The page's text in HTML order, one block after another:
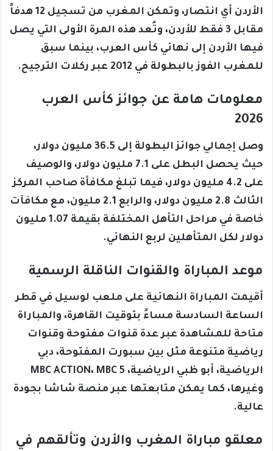
الأردن أي انتصار، وتمكن المغرب من تسجيل 12 هدفاً
مقابل 3 فقط للأردن، وتُعد هذه المرة الأولى التي يصل
فيها الأردن إلى نهائي كأس العرب، بينما سبق
للمغرب الفوز بالبطولة في 2012 عبر ركلات الترجيح.
معلومات هامة عن جوائز كأس العرب
2026
وصل إجمالي جوائز البطولة إلى 36.5 مليون دولار،
حيث يحصل البطل على 7.1 مليون دولار، والوصيف
على 4.2 مليون دولار، فيما تبلغ مكافأة صاحب المركز
الثالث 2.8 مليون دولار، والرابع 2.1 مليون، مع مكافآت
خاصة في مراحل التأهل المختلفة بقيمة 1.07 مليون
دولار لكل المتأهلين لربع النهائي.
موعد المباراة والقنوات الناقلة الرسمية
أقيمت المباراة النهائية على ملعب لوسيل في قطر
الساعة السادسة مساءً بتوقيت القاهرة، والمباراة
متاحة للمشاهدة عبر عدة قنوات مفتوحة وقنوات
رياضية متنوعة مثل بين سبورت المفتوحة، دبي
الرياضية، أبو ظبي الرياضية، MBC ACTION، MBC 5
وغيرها، كما يمكن متابعتها عبر منصة شاشا بجودة
عالية.
معلقو مباراة المغرب والأردن وتألقهم في